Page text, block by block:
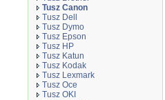
Tusz Canon
Tusz Dell
Tusz Dymo
Tusz Epson
Tusz HP
Tusz Katun
Tusz Kodak
Tusz Lexmark
Tusz Oce
Tusz OKI